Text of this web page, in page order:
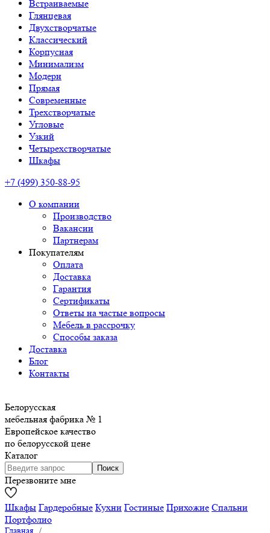
Встраиваемые
Глянцевая
Двухстворчатые
Классический
Корпусная
Минимализм
Модерн
Прямая
Современные
Трехстворчатые
Угловые
Узкий
Четырехстворчатые
Шкафы
+7 (499) 350-88-95
О компании
Производство
Вакансии
Партнерам
Покупателям
Оплата
Доставка
Гарантия
Сертификаты
Ответы на частые вопросы
Мебель в рассрочку
Способы заказа
Доставка
Блог
Контакты
Белорусская
мебельная фабрика № 1
Европейское качество
по белорусской цене
Каталог
Перезвоните мне
Шкафы Гардеробные Кухни Гостиные Прихожие Спальни
Портфолио
Главная /